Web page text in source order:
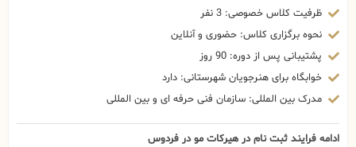
ظرفیت کلاس خصوصی: 3 نفر
نحوه برگزاری کلاس: حضوری و آنلاین
پشتیبانی پس از دوره: 90 روز
خوابگاه برای هنرجویان شهرستانی: دارد
مدرک بین المللی: سازمان فنی حرفه ای و بین المللی
ادامه فرایند ثبت نام در هیرکات مو در فردوس